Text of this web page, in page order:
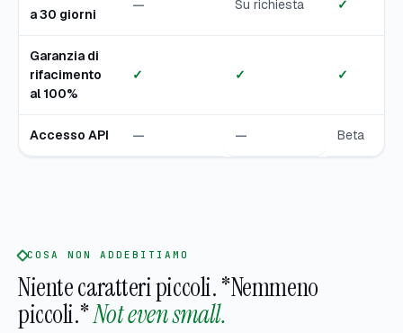
a 30 giorni
— Su richiesta ✓
Garanzia di
rifacimento
al 100%
✓ ✓ ✓
Accesso API — — Beta
COSA NON ADDEBITIAMO
Niente caratteri piccoli. *Nemmeno
piccoli.*Not even small.